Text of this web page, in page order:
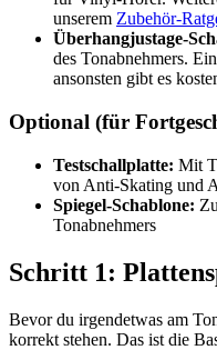
unserem Zubehör-
Überhangjustage-
des Tonabnehmers.
ansonsten gibt es
Optional (für
Testschallplatte: Mit
von Anti-Skating und
Spiegel-Schablone:
Tonabnehmers
Schritt 1:
Bevor du irgendetwas am
korrekt stehen. Das ist die